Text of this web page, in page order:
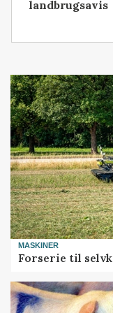
landbrugsavis
MASKINER
Forserie til